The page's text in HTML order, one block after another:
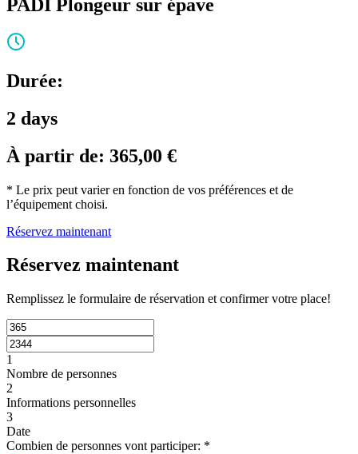
PADI Plongeur sur épave
Durée:
2 days
À partir de: 365,00 €
* Le prix peut varier en fonction de vos préférences et de
l’équipement choisi.
Réservez maintenant
Réservez maintenant
Remplissez le formulaire de réservation et confirmer votre place!
1
Nombre de personnes
2
Informations personnelles
3
Date
Combien de personnes vont participer: *